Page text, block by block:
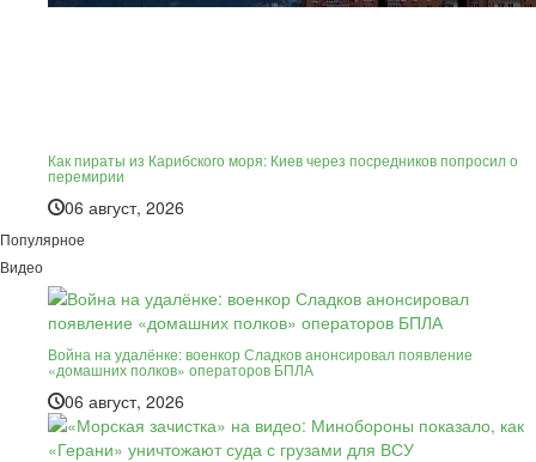
Как пираты из Карибского моря: Киев через посредников попросил о
перемирии
06 август, 2026
Популярное
Видео
Война на удалёнке: военкор Сладков анонсировал появление
«домашних полков» операторов БПЛА
06 август, 2026